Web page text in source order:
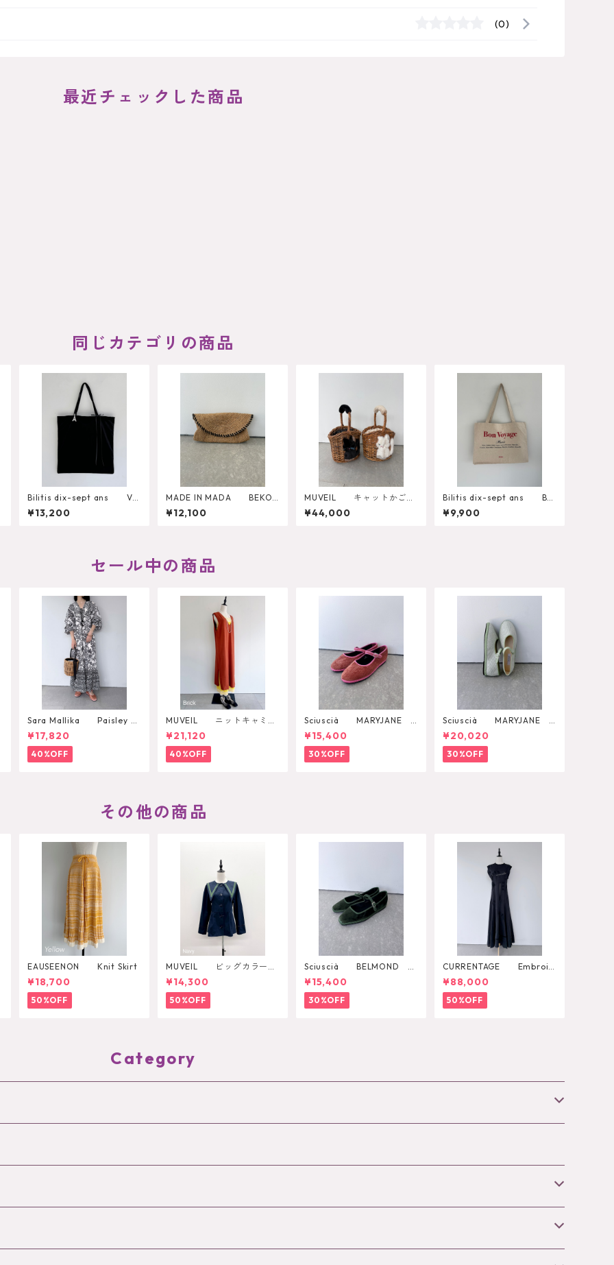
(0)
最近チェックした商品
同じカテゴリの商品
Bilitis dix-sept ans Vel
vet Big Tote
¥13,200
MADE IN MADA BEKOT
O CLUTCH
¥12,100
MUVEIL キャットかごバ
ッグ MA262EBG005
¥44,000
Bilitis dix-sept ans Bo
n Voyage Tote Misc-1378
¥9,900
セール中の商品
Sara Mallika Paisley Fl
ower Print Dress
¥17,820
40%OFF
MUVEIL ニットキャミワ
ンピース
¥21,120
40%OFF
Sciuscià MARYJANE
（ROOIBOS TEA）
¥15,400
30%OFF
Sciuscià MARYJANE
（ARTICHOKE）
¥20,020
30%OFF
その他の商品
EAUSEENON Knit Skirt
¥18,700
50%OFF
MUVEIL ビッグカラーブ
ラウス
¥14,300
50%OFF
Sciuscià BELMOND
（PINE）
¥15,400
30%OFF
CURRENTAGE Embroid
ery One Piece
¥88,000
50%OFF
Category